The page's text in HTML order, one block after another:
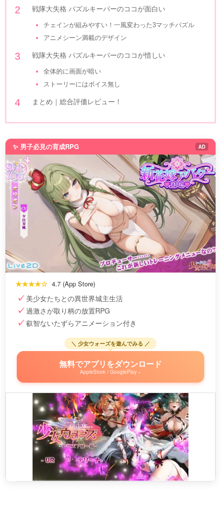
戦隊大失格 パズルキーパーのココが面白い
チェインが組みやすい！一風変わった3マッチパズル
アニメシーン満載のデザイン
戦隊大失格 パズルキーパーのココが惜しい
全体的に画面が暗い
ストーリーにはボイス無し
まとめ｜総合評価レビュー！
✨ 男子必見の育成RPG AD
★★★★☆ 4.7 (App Store)
美少女たちとの異世界城主生活
過激さが取り柄の放置RPG
叡智ないたずらアニメーション付き
＼ 少女ウォーズを遊んでみる ／
無料でアプリをダウンロード
AppleStore / GooglePlay »